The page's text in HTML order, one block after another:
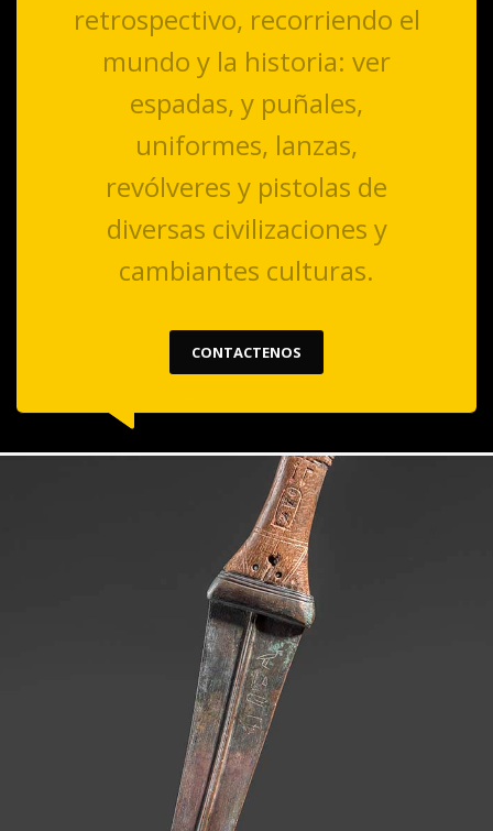
retrospectivo, recorriendo el
mundo y la historia: ver
espadas, y puñales,
uniformes, lanzas,
revólveres y pistolas de
diversas civilizaciones y
cambiantes culturas.
CONTACTENOS